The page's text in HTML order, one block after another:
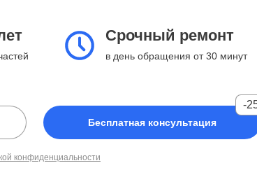
Срочный ремонт
в день обращения от 30 минут
Бесплатная консультация
-
конфиденциальности